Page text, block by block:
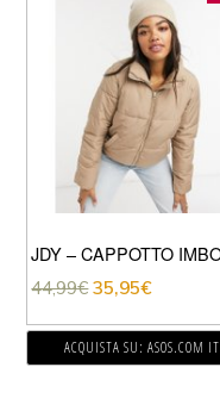
44,99€ 35,95€
ACQUISTA SU: ASOS.COM IT